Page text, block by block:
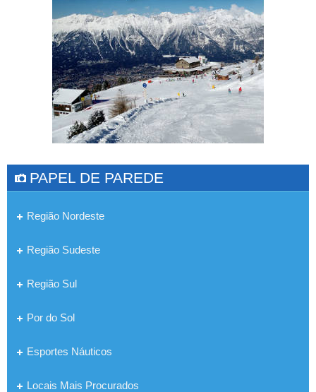
PAPEL DE PAREDE
Região Nordeste
Região Sudeste
Região Sul
Por do Sol
Esportes Náuticos
Locais Mais Procurados